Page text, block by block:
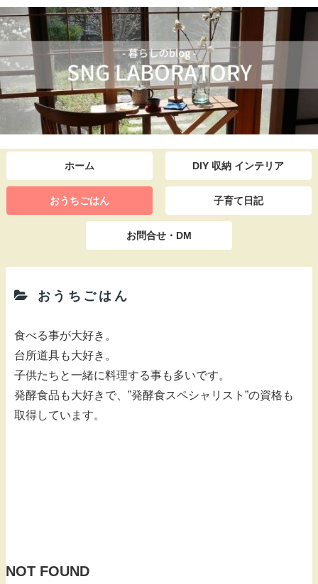
ホーム DIY 収納 インテリア
おうちごはん 子育て日記
お問合せ・DM
おうちごはん
食べる事が大好き。
台所道具も大好き。
子供たちと一緒に料理する事も多いです。
発酵食品も大好きで、”発酵食スペシャリスト”の資格も
取得しています。
NOT FOUND